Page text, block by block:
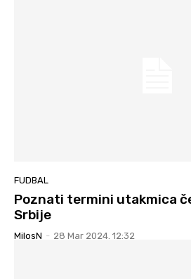
FUDBAL
Poznati termini utakmica
Srbije
MilosN - 28 Mar 2024. 12:32